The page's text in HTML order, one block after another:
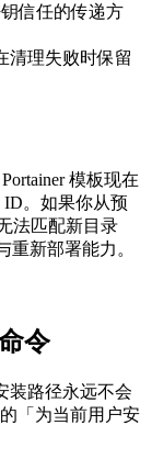
信任的传递方
清理失败时保留
Portainer 模板现在
。如果你从预
法匹配新目录
新部署能力。
令
装路径永远不会
「为当前用户安